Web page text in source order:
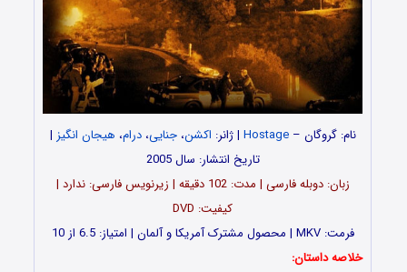
نام: گروگان –Hostage | ژانر: اکشن،جنایی،درام، هیجان انگیز |
تاریخ انتشار: سال 2005
زبان: دوبله فارسی | مدت: 102 دقیقه | زیرنویس فارسی: ندارد |
کیفیت: DVD
فرمت: MKV | محصول مشترک آمریکا و آلمان | امتیاز: 6.5 از 10
خلاصه داستان: